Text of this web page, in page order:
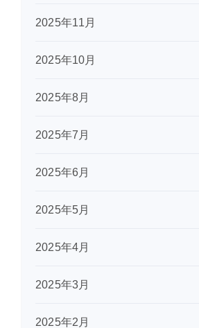
2025年11月
2025年10月
2025年8月
2025年7月
2025年6月
2025年5月
2025年4月
2025年3月
2025年2月